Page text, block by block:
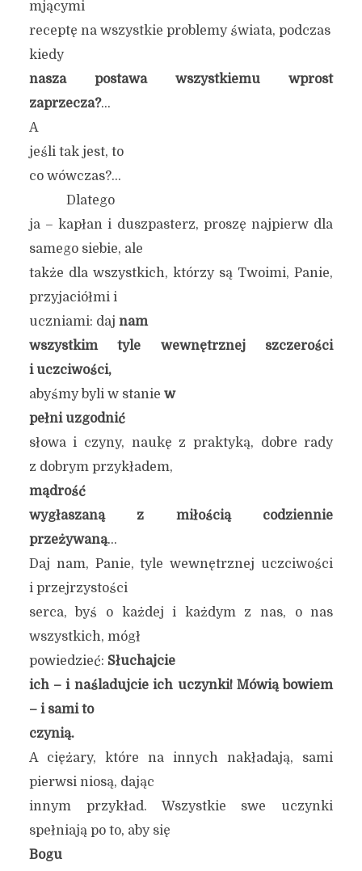
mjącymi
receptę na wszystkie problemy świata, podczas
kiedy
nasza postawa wszystkiemu wprost
zaprzecza?…
A
jeśli tak jest, to
co wówczas?…
Dlatego
ja – kapłan i duszpasterz, proszę najpierw dla
samego siebie, ale
także dla wszystkich, którzy są Twoimi, Panie,
przyjaciółmi i
uczniami: daj nam
wszystkim tyle wewnętrznej szczerości
i uczciwości,
abyśmy byli w stanie w
pełni uzgodnić
słowa i czyny, naukę z praktyką, dobre rady
z dobrym przykładem,
mądrość
wygłaszaną z miłością codziennie
przeżywaną…
Daj nam, Panie, tyle wewnętrznej uczciwości
i przejrzystości
serca, byś o każdej i każdym z nas, o nas
wszystkich, mógł
powiedzieć: Słuchajcie
ich – i naśladujcie ich uczynki! Mówią bowiem
– i sami to
czynią.
A ciężary, które na innych nakładają, sami
pierwsi niosą, dając
innym przykład. Wszystkie swe uczynki
spełniają po to, aby się
Bogu